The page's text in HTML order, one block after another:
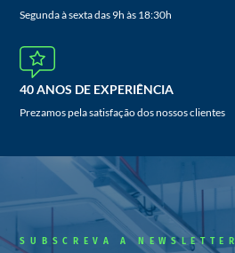
Segunda à sexta das 9h às 18:30h
40 ANOS DE EXPERIÊNCIA
Prezamos pela satisfação dos nossos clientes
SUBSCREVA A NEWSLETTER